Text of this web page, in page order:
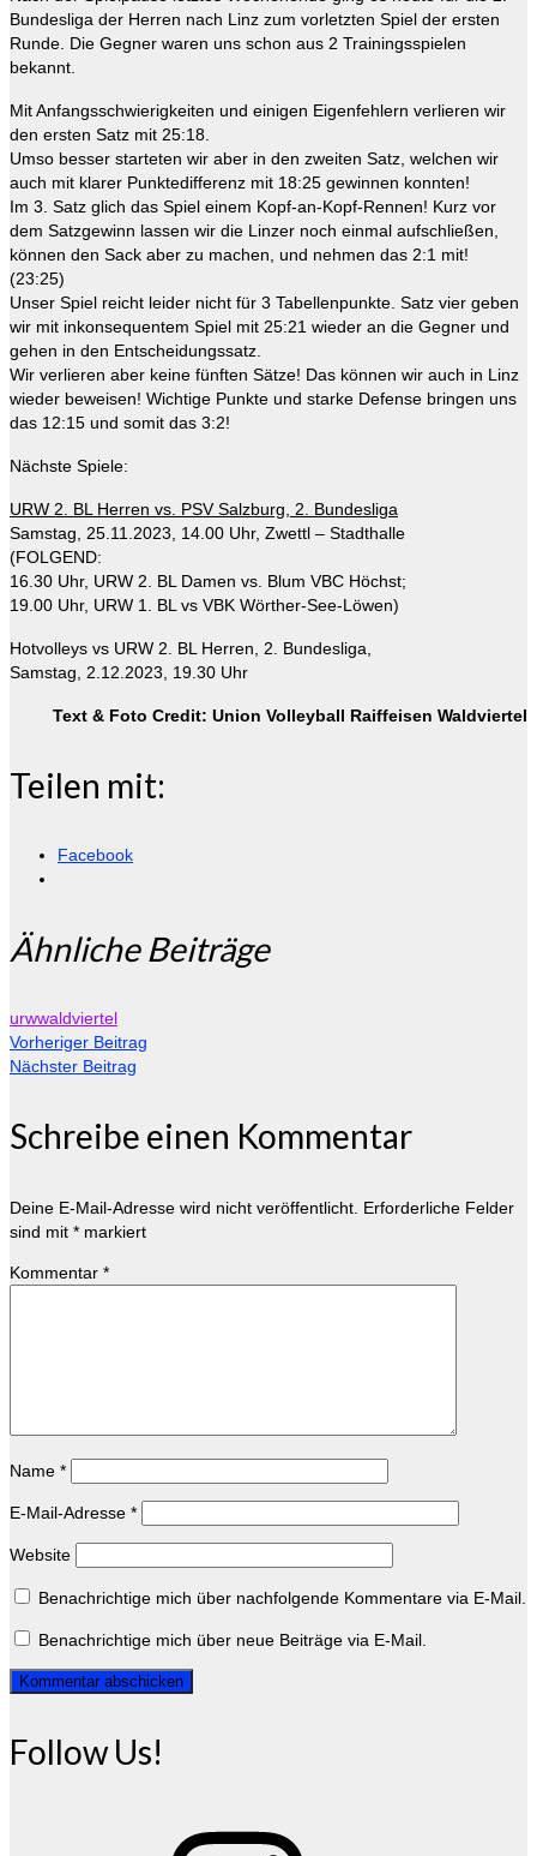
Bundesliga der Herren nach Linz zum vorletzten Spiel der ersten
Runde. Die Gegner waren uns schon aus 2 Trainingsspielen
bekannt.
Mit Anfangsschwierigkeiten und einigen Eigenfehlern verlieren wir
den ersten Satz mit 25:18.
Umso besser starteten wir aber in den zweiten Satz, welchen wir
auch mit klarer Punktedifferenz mit 18:25 gewinnen konnten!
Im 3. Satz glich das Spiel einem Kopf-an-Kopf-Rennen! Kurz vor
dem Satzgewinn lassen wir die Linzer noch einmal aufschließen,
können den Sack aber zu machen, und nehmen das 2:1 mit!
(23:25)
Unser Spiel reicht leider nicht für 3 Tabellenpunkte. Satz vier geben
wir mit inkonsequentem Spiel mit 25:21 wieder an die Gegner und
gehen in den Entscheidungssatz.
Wir verlieren aber keine fünften Sätze! Das können wir auch in Linz
wieder beweisen! Wichtige Punkte und starke Defense bringen uns
das 12:15 und somit das 3:2!
Nächste Spiele:
URW 2. BL Herren vs. PSV Salzburg, 2. Bundesliga
Samstag, 25.11.2023, 14.00 Uhr, Zwettl – Stadthalle
(FOLGEND:
16.30 Uhr, URW 2. BL Damen vs. Blum VBC Höchst;
19.00 Uhr, URW 1. BL vs VBK Wörther-See-Löwen)
Hotvolleys vs URW 2. BL Herren, 2. Bundesliga,
Samstag, 2.12.2023, 19.30 Uhr
Text & Foto Credit: Union Volleyball Raiffeisen Waldviertel
Teilen mit:
Facebook
Ähnliche Beiträge
urwwaldviertel
Vorheriger Beitrag
Nächster Beitrag
Schreibe einen Kommentar
Deine E-Mail-Adresse wird nicht veröffentlicht. Erforderliche Felder
sind mit * markiert
Kommentar *
Name *
E-Mail-Adresse *
Website
Benachrichtige mich über nachfolgende Kommentare via E-Mail.
Benachrichtige mich über neue Beiträge via E-Mail.
Follow Us!